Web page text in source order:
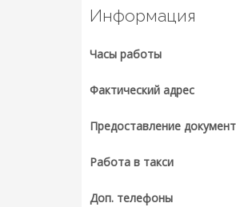
Информация
Часы работы
Фактический адрес
Предоставление
Работа в такси
Доп. телефоны